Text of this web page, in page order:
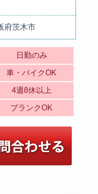
府茨木市
日勤のみ
車・バイクOK
4週8休以上
ブランクOK